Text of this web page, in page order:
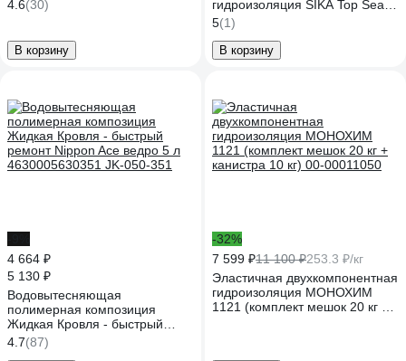
4.6(30)
В корзину
гидроизоляция SIKA Top Seal-
107 (А) (жестко-эластичная)
Канистра 5 кг 532973
5(1)
В корзину
4 664 ₽
5 130 ₽
Водовытесняющая
полимерная композиция
Жидкая Кровля - быстрый
ремонт Nippon Ace ведро 5 л
4630005630351 JK-050-351
4.7(87)
-32%
7 599 ₽11 100 ₽253.3 ₽/кг
Эластичная двухкомпонентная
гидроизоляция МОНОХИМ
1121 (комплект мешок 20 кг +